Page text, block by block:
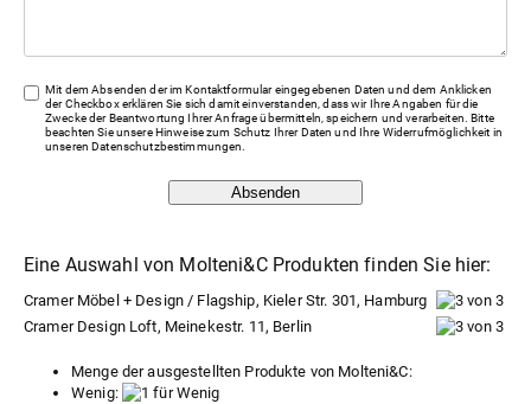
Mit dem Absenden der im Kontaktformular eingegebenen Daten und dem Anklicken
der Checkbox erklären Sie sich damit einverstanden, dass wir Ihre Angaben für die
Zwecke der Beantwortung Ihrer Anfrage übermitteln, speichern und verarbeiten. Bitte
beachten Sie unsere Hinweise zum Schutz Ihrer Daten und Ihre Widerrufmöglichkeit in
unserenDatenschutzbestimmungen
Absenden
Eine Auswahl von Molteni&C Produkten finden Sie hier:
Cramer Möbel + Design / Flagship, Kieler Str. 301, Hamburg
Cramer Design Loft, Meinekestr. 11, Berlin
Menge der ausgestellten Produkte von Molteni&C:
Wenig: